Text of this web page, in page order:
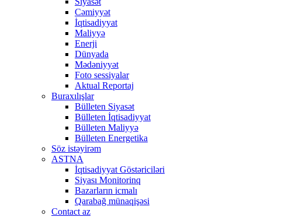
Cəmiyyət
İqtisadiyyat
Maliyyə
Enerji
Dünyada
Mədəniyyət
Foto sessiyalar
Aktual Reportaj
Buraxılışlar
Bülleten Siyasət
Bülleten İqtisadiyyat
Bülleten Maliyyə
Bülleten Energetika
Söz istəyirəm
ASTNA
İqtisadiyyat Göstəriciləri
Siyası Monitorinq
Bazarların icmalı
Qarabağ münaqişəsi
Contact az